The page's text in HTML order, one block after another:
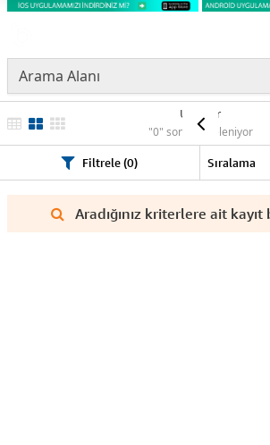
Ürünler
"0" sonuç listeleniyor
Filtrele (0)
Aradığınız kriterlere ait kayıt